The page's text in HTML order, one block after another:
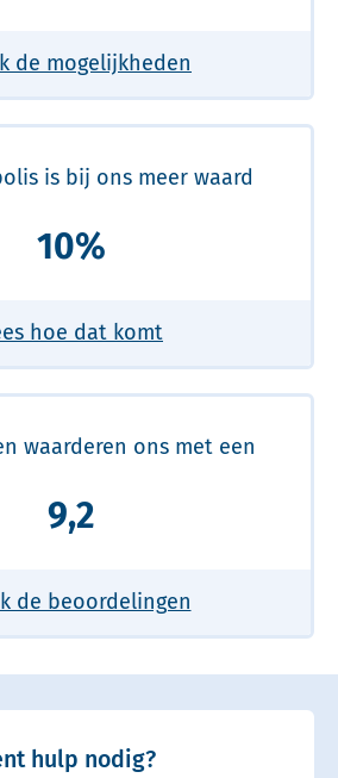
de mogelijkheden
is bij ons meer waard
10%
hoe dat komt
waarderen ons met een
9,2
de beoordelingen
hulp nodig?